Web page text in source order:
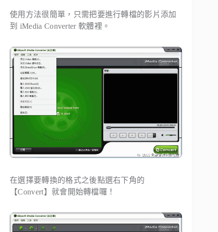
使用方法很簡單，只需把要進行轉檔的影片添加
到 iMedia Converter 軟體裡。
在選擇要轉換的格式之後點選右下角的
【Convert】就會開始轉檔囉！